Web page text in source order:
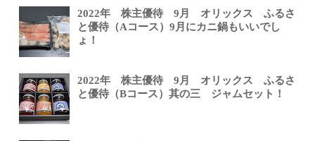
2022年 株主優待 9月 オリックス ふるさ
と優待（Aコース）9月にカニ鍋もいいでし
ょ！
2022年 株主優待 9月 オリックス ふるさ
と優待（Bコース）其の三 ジャムセット！